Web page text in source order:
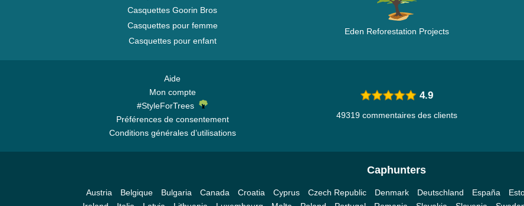
Casquettes Goorin Bros
Casquettes pour femme
Casquettes pour enfant
Eden Reforestation Projects
Aide
Mon compte
#StyleForTrees
Préférences de consentement
Conditions générales d’utilisations
4.9
49319 commentaires des clients
Caphunters
Austria Belgique Bulgaria Canada Croatia Cyprus Czech Republic Denmark Deutschland España